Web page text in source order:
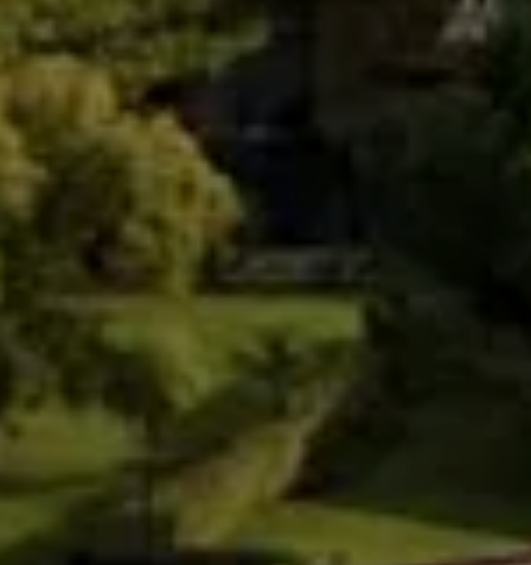
Check In
7Ago 2026
Check Out
8Ago2026